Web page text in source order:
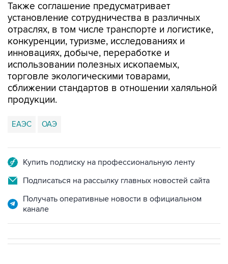
Также соглашение предусматривает
установление сотрудничества в различных
отраслях, в том числе транспорте и логистике,
конкуренции, туризме, исследованиях и
инновациях, добыче, переработке и
использовании полезных ископаемых,
торговле экологическими товарами,
сближении стандартов в отношении халяльной
продукции.
ЕАЭС ОАЭ
Купить подписку на профессиональную ленту
Подписаться на рассылку главных новостей сайта
Получать оперативные новости в официальном
канале